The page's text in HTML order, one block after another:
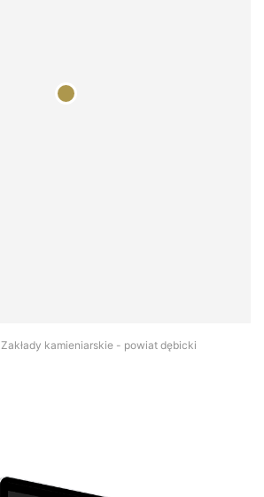
Zakłady kamieniarskie - powiat dębicki